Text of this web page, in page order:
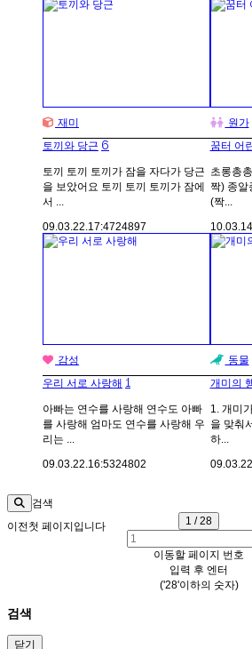
재미
토끼와 당근 6
토끼 토끼 토끼가 잠을 자다가 당근
을 보았어요 토끼 토끼 토끼가 잠에
서 ...
09.03.22.17:4724897
원가
꿈터 어
초롱총
짝) 종알
(짝...
감성
우리 서로 사랑해 1
아빠는 연수를 사랑해 연수도 아빠
를 사랑해 엄마도 연수를 사랑해 우
리는 ...
09.03.22.16:5324802
동물
개미의
1. 개미
을 맞춰
하...
검색
이전첫 페이지입니다 1 / 28
이동할 페이지 번호
입력 후 엔터
('28'이하의 숫자)
검색
닫기